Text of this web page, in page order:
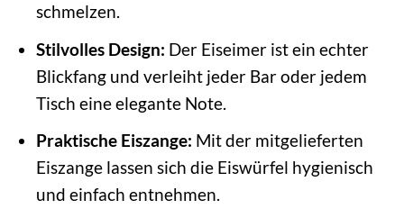
schmelzen.
Stilvolles Design: Der Eiseimer ist ein echter
Blickfang und verleiht jeder Bar oder jedem
Tisch eine elegante Note.
Praktische Eiszange: Mit der mitgelieferten
Eiszange lassen sich die Eiswürfel hygienisch
und einfach entnehmen.